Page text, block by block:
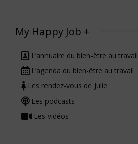
My Happy Job +
L’annuaire du bien-être au travail
L’agenda du bien-être au travail
Les rendez-vous de Julie
Les podcasts
Les vidéos